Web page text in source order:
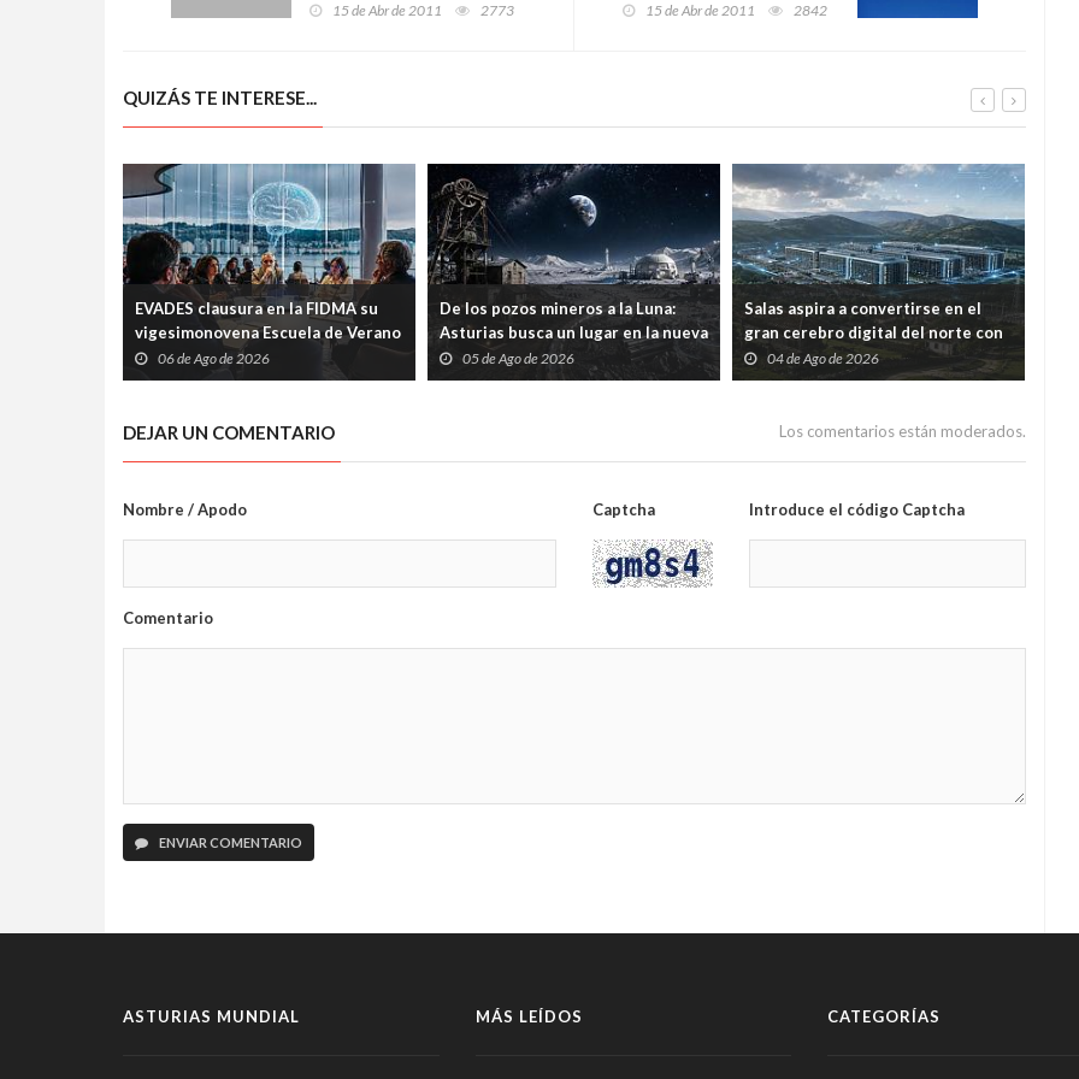
15 de Abr de 2011 2773 15 de Abr de 2011 2842
QUIZÁS TE INTERESE...
EVADES clausura en la FIDMA su
vigesimonovena Escuela de Verano
con una mesa redonda abierta
sobre pensamiento crítico y
06 de Ago de 2026
De los pozos mineros a la Luna:
Asturias busca un lugar en la nueva
carrera espacial
05 de Ago de 2026
Salas aspira a convertirse en el
gran cerebro digital del norte con
una inversión de 1.226 millones
04 de Ago de 2026
DEJAR UN COMENTARIO Los comentarios están moderados.
Nombre / Apodo Captcha Introduce el código Captcha
Comentario
ENVIAR COMENTARIO
ASTURIAS MUNDIAL MÁS LEÍDOS CATEGORÍAS